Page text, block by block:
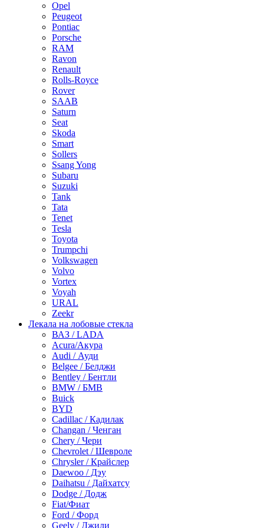
Opel
Peugeot
Pontiac
Porsche
RAM
Ravon
Renault
Rolls-Royce
Rover
SAAB
Saturn
Seat
Skoda
Smart
Sollers
Ssang Yong
Subaru
Suzuki
Tank
Tata
Tenet
Tesla
Toyota
Trumpchi
Volkswagen
Volvo
Vortex
Voyah
URAL
Zeekr
Лекала на лобовые стекла
ВАЗ / LADA
Acura/Акура
Audi / Ауди
Belgee / Белджи
Bentley / Бентли
BMW / БМВ
Buick
BYD
Cadillac / Кадилак
Changan / Ченган
Chery / Чери
Chevrolet / Шевроле
Chrysler / Крайслер
Daewoo / Дэу
Daihatsu / Дайхатсу
Dodge / Додж
Fiat/Фиат
Ford / Форд
Geely / Джили